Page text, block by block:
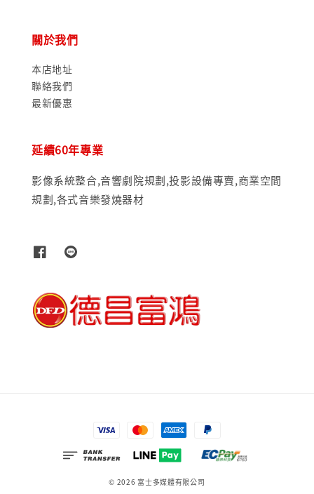
關於我們
本店地址
聯絡我們
最新優惠
延續60年專業
影像系統整合,音響劇院規劃,投影設備專賣,商業空間
規劃,各式音樂發燒器材
© 2026 富士多媒體有限公司